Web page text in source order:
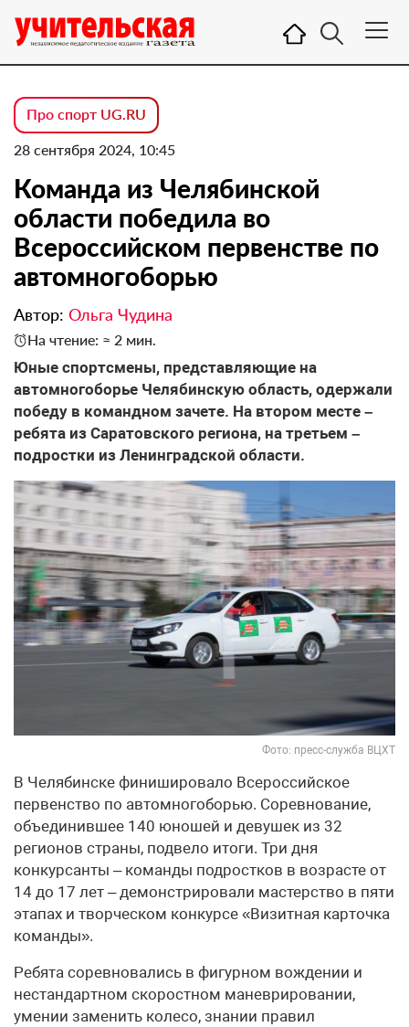
Про спорт UG.RU
28 сентября 2024, 10:45
Команда из Челябинской
области победила во
Всероссийском первенстве по
автомногоборью
Автор: Ольга Чудина
На чтение: ≈ 2 мин.
Юные спортсмены, представляющие на
автомногоборье Челябинскую область, одержали
победу в командном зачете. На втором месте –
ребята из Саратовского региона, на третьем –
подростки из Ленинградской области.
Фото: пресс-служба ВЦХТ
В Челябинске финишировало Всероссийское
первенство по автомногоборью. Соревнование,
объединившее 140 юношей и девушек из 32
регионов страны, подвело итоги. Три дня
конкурсанты – команды подростков в возрасте от
14 до 17 лет – демонстрировали мастерство в пяти
этапах и творческом конкурсе «Визитная карточка
команды».
Ребята соревновались в фигурном вождении и
нестандартном скоростном маневрировании,
умении заменить колесо, знании правил